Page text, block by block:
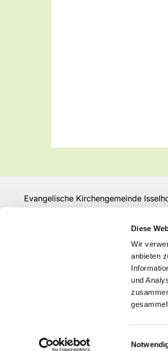
Diese
Wir
anbieten
und
Evangelische Kirchengemeinde
GT-KG-Isselhorst@kk-ekvw.de